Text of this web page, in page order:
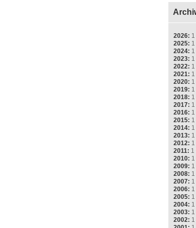
2026: 1
2025: 1
2024: 1
2023: 1
2022: 1
2021: 1
2020: 1
2019: 1
2018: 1
2017: 1
2016: 1
2015: 1
2014: 1
2013: 1
2012: 1
2011: 1
2010: 1
2009: 1
2008: 1
2007: 1
2006: 1
2005: 1
2004: 1
2003: 1
2002: 1